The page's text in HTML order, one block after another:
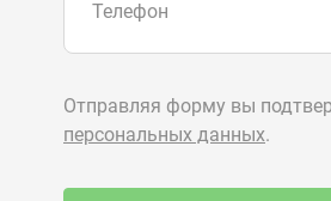
+7 (3513)
г. Миасс, п.